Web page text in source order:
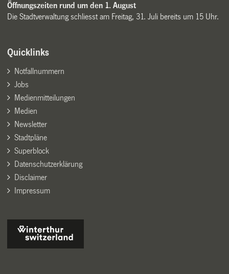
Öffnungszeiten rund um den 1. August
Die Stadtverwaltung schliesst am Freitag, 31. Juli bereits um 15 Uhr.
Quicklinks
Notfallnummern
Jobs
Medienmitteilungen
Medien
Newsletter
Stadtpläne
Superblock
Datenschutzerklärung
Disclaimer
Impressum